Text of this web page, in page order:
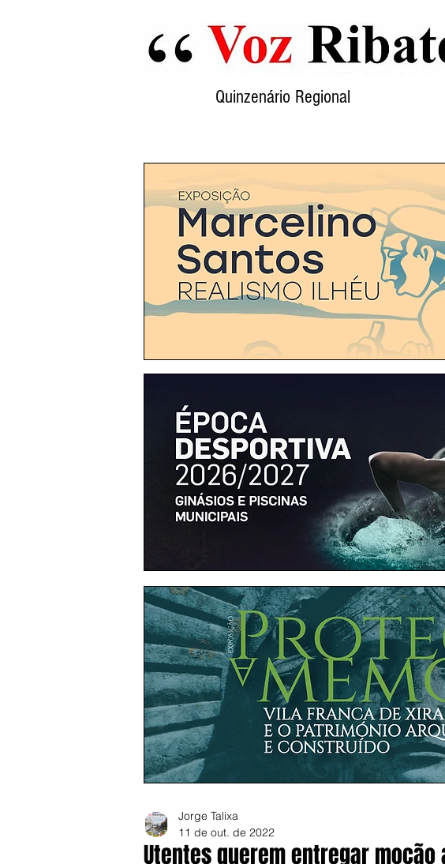
Quinzenário Regional
Utentes querem entregar moção
Jorge Talixa
11 de out. de 2022